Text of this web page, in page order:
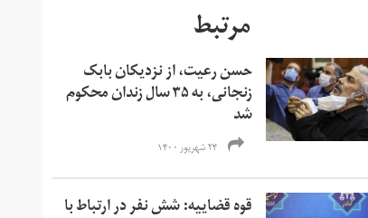
مرتبط
حسن رعیت، از نزدیکان بابک
زنجانی، به ۳۵ سال زندان محکوم
شد
۲۴ شهریور ۱۴۰۰
قوه قضاییه: شش نفر در ارتباط با